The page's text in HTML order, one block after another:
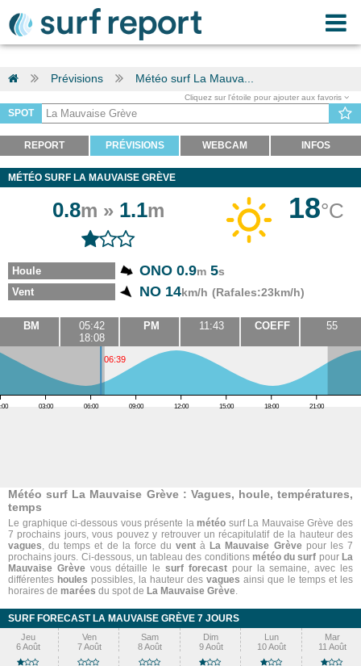
Prévisions Météo surf La Mauva...
Cliquez sur l'étoile pour ajouter aux favoris
SPOT
REPORT PRÉVISIONS WEBCAM INFOS
MÉTÉO SURF LA MAUVAISE GRÈVE
0.8m » 1.1m 18°C
Houle ONO 0.9m 5s
Vent NO 14km/h (Rafales:23km/h)
BM
05:42
18:08
PM 11:43 COEFF 55
06:39
03:00 06:00 09:00 12:00 15:00 18:00 21:00
Météo surf La Mauvaise Grève : Vagues, houle, températures,
temps
Le graphique ci-dessous vous présente la météo surf La Mauvaise Grève des
7 prochains jours, vous pouvez y retrouver un récapitulatif de la hauteur des
vagues , du temps et de la force duvent àLa Mauvaise Grèvepour les 7
prochains jours. Ci-dessous, un tableau des conditions météo du surf pourLa
Mauvaise Grèvevous détaille lesurf forecastpour la semaine, avec les
différentes houles possibles, la hauteur des vagues ainsi que le temps et les
horaires de marées du spot de La Mauvaise Grève
SURF FORECAST LA MAUVAISE GRÈVE 7 JOURS
Jeu
6 Août
Ven
7 Août
Sam
8 Août
Dim
9 Août
Lun
10 Août
Mar
11 Août